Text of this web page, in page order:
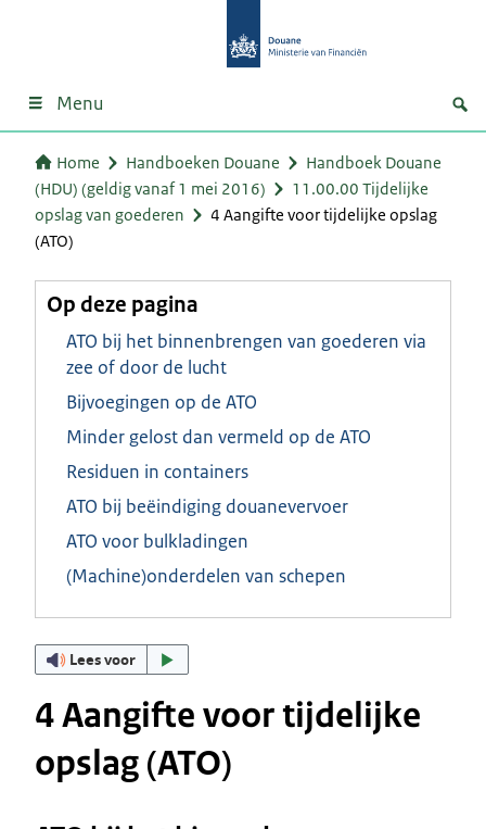
Menu
Home Handboeken Douane
Handboek Douane
(HDU) (geldig vanaf 1 mei 2016)
11.00.00 Tijdelijke
opslag van goederen
4 Aangifte voor tijdelijke opslag
(ATO)
Op deze pagina
ATO bij het binnenbrengen van goederen via
zee of door de lucht
Bijvoegingen op de ATO
Minder gelost dan vermeld op de ATO
Residuen in containers
ATO bij beëindiging douanevervoer
ATO voor bulkladingen
(Machine)onderdelen van schepen
Lees voor
4 Aangifte voor tijdelijke
opslag (ATO)